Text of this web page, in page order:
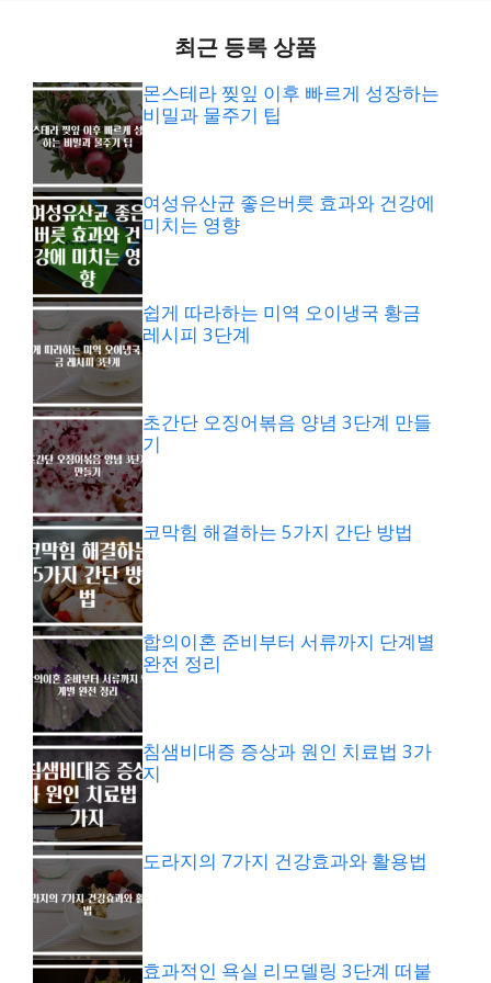
최근 등록 상품
몬스테라 찢잎 이후 빠르게 성장하는
비밀과 물주기 팁
여성유산균 좋은버릇 효과와 건강에
미치는 영향
쉽게 따라하는 미역 오이냉국 황금
레시피 3단계
초간단 오징어볶음 양념 3단계 만들
기
코막힘 해결하는 5가지 간단 방법
합의이혼 준비부터 서류까지 단계별
완전 정리
침샘비대증 증상과 원인 치료법 3가
지
도라지의 7가지 건강효과와 활용법
효과적인 욕실 리모델링 3단계 떠붙